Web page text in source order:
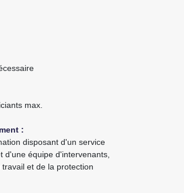
max.
:
disposant d'un service
d'une équipe d'intervenants,
et de la protection